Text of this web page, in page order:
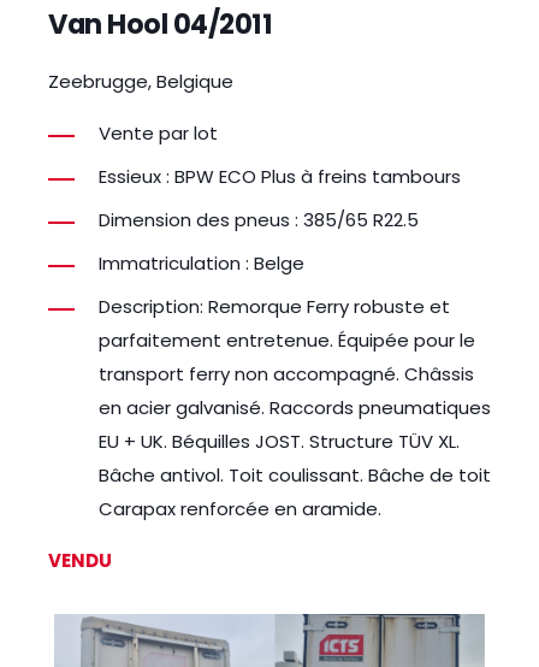
Van Hool 04/2011
Zeebrugge, Belgique
Vente par lot
Essieux : BPW ECO Plus à freins tambours
Dimension des pneus : 385/65 R22.5
Immatriculation : Belge
Description: Remorque Ferry robuste et
parfaitement entretenue. Équipée pour le
transport ferry non accompagné. Châssis
en acier galvanisé. Raccords pneumatiques
EU + UK. Béquilles JOST. Structure TÜV XL.
Bâche antivol. Toit coulissant. Bâche de toit
Carapax renforcée en aramide.
VENDU